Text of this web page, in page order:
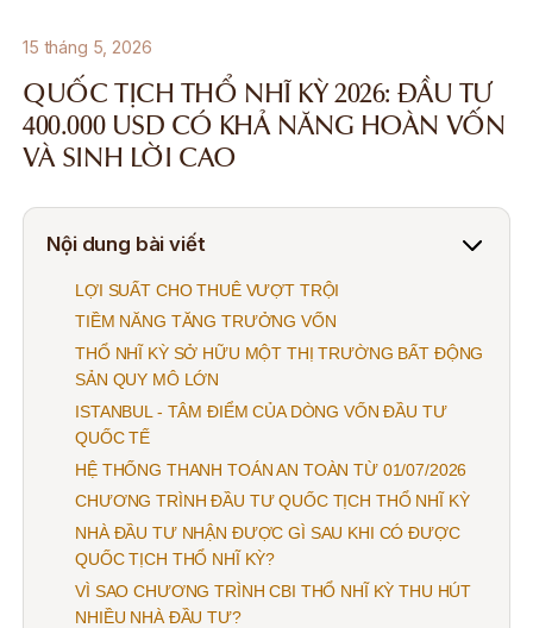
15 tháng 5, 2026
QUỐC TỊCH THỔ NHĨ KỲ 2026: ĐẦU TƯ
400.000 USD CÓ KHẢ NĂNG HOÀN VỐN
VÀ SINH LỜI CAO
Nội dung bài viết
LỢI SUẤT CHO THUÊ VƯỢT TRỘI
TIỀM NĂNG TĂNG TRƯỞNG VỐN
THỔ NHĨ KỲ SỞ HỮU MỘT THỊ TRƯỜNG BẤT ĐỘNG
SẢN QUY MÔ LỚN
ISTANBUL - TÂM ĐIỂM CỦA DÒNG VỐN ĐẦU TƯ
QUỐC TẾ
HỆ THỐNG THANH TOÁN AN TOÀN TỪ 01/07/2026
CHƯƠNG TRÌNH ĐẦU TƯ QUỐC TỊCH THỔ NHĨ KỲ
NHÀ ĐẦU TƯ NHẬN ĐƯỢC GÌ SAU KHI CÓ ĐƯỢC
QUỐC TỊCH THỔ NHĨ KỲ?
VÌ SAO CHƯƠNG TRÌNH CBI THỔ NHĨ KỲ THU HÚT
NHIỀU NHÀ ĐẦU TƯ?